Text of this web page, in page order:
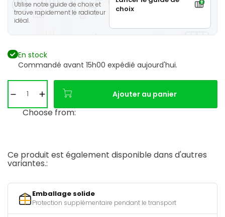
Utilise notre guide de choix et
trouve rapidement le radiateur
idéal.
choix
En stock
Commandé avant 15h00 expédié aujourd'hui.
Ajouter au panier
Choose from:
Ce produit est également disponible dans d'autres
variantes.:
Emballage solide
Protection supplémentaire pendant le transport